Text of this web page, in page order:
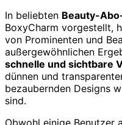
In beliebten Beauty-
BoxyCharm vorgestellt,
von Prominenten und
außergewöhnlichen
schnelle und sichtbare
dünnen und
bezaubernden Designs
sind.
Obwohl einige Benutzer